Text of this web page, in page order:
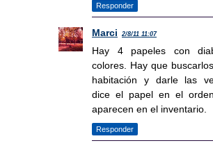
Responder
Marci 2/8/11 11:07
Hay 4 papeles con
colores. Hay que
habitación y darle las
dice el papel en el
aparecen en el inventario.
Responder